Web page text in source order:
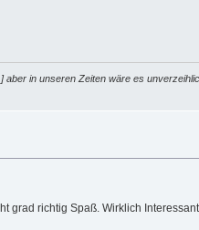
in unseren Zeiten wäre es
richtig Spaß. Wirklich